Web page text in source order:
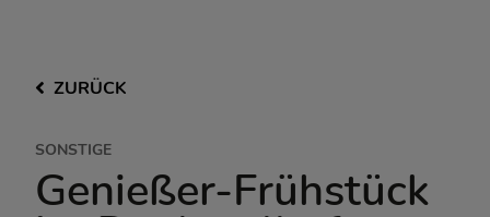
ZURÜCK
SONSTIGE
Genießer-Frühstück